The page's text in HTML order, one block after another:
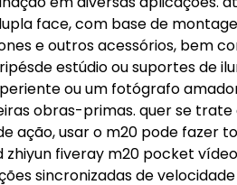
face, com base de
e outros acessórios, bem
estúdio ou suportes de
ou um fotógrafo
obras-primas. quer se
ação, usar o m20 pode fazer
zhiyun fiveray m20 pocket
sincronizadas de